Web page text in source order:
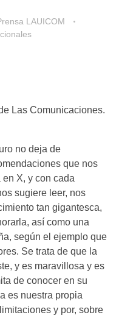
LAUICOM
Las Comunicaciones.
no deja de
que nos
en X, y con cada
sugiere leer, nos
tan gigantesca,
así como una
según el ejemplo que
Se trata de que la
y es maravillosa y es
de conocer en su
es nuestra propia
y por, sobre